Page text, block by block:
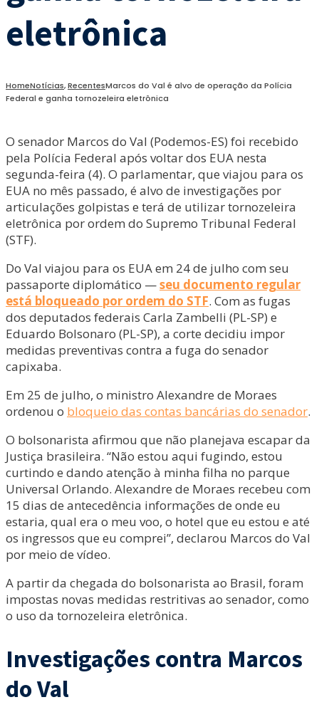
eletrônica
HomeNotícias,RecentesMarcos do Val é alvo de operação da Polícia
Federal e ganha tornozeleira eletrônica
O senador Marcos do Val (Podemos-ES) foi recebido
pela Polícia Federal após voltar dos EUA nesta
segunda-feira (4). O parlamentar, que viajou para os
EUA no mês passado, é alvo de investigações por
articulações golpistas e terá de utilizar tornozeleira
eletrônica por ordem do Supremo Tribunal Federal
(STF).
Do Val viajou para os EUA em 24 de julho com seu
passaporte diplomático —seu documento regular
está bloqueado por ordem do STF. Com as fugas
dos deputados federais Carla Zambelli (PL-SP) e
Eduardo Bolsonaro (PL-SP), a corte decidiu impor
medidas preventivas contra a fuga do senador
capixaba.
Em 25 de julho, o ministro Alexandre de Moraes
ordenou o bloqueio das contas bancárias do senador.
O bolsonarista afirmou que não planejava escapar da
Justiça brasileira. “Não estou aqui fugindo, estou
curtindo e dando atenção à minha filha no parque
Universal Orlando. Alexandre de Moraes recebeu com
15 dias de antecedência informações de onde eu
estaria, qual era o meu voo, o hotel que eu estou e até
os ingressos que eu comprei”, declarou Marcos do Val
por meio de vídeo.
A partir da chegada do bolsonarista ao Brasil, foram
impostas novas medidas restritivas ao senador, como
o uso da tornozeleira eletrônica.
Investigações contra Marcos
do Val